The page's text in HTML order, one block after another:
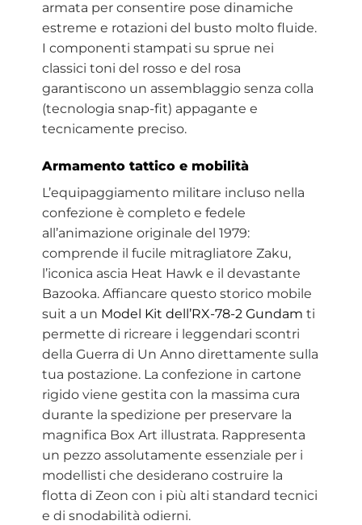
armata per consentire pose dinamiche
estreme e rotazioni del busto molto fluide.
I componenti stampati su sprue nei
classici toni del rosso e del rosa
garantiscono un assemblaggio senza colla
(tecnologia snap-fit) appagante e
tecnicamente preciso.
Armamento tattico e mobilità
L’equipaggiamento militare incluso nella
confezione è completo e fedele
all’animazione originale del 1979:
comprende il fucile mitragliatore Zaku,
l’iconica ascia Heat Hawk e il devastante
Bazooka. Affiancare questo storico mobile
suit a un Model Kit dell’RX-78-2 Gundam ti
permette di ricreare i leggendari scontri
della Guerra di Un Anno direttamente sulla
tua postazione. La confezione in cartone
rigido viene gestita con la massima cura
durante la spedizione per preservare la
magnifica Box Art illustrata. Rappresenta
un pezzo assolutamente essenziale per i
modellisti che desiderano costruire la
flotta di Zeon con i più alti standard tecnici
e di snodabilità odierni.